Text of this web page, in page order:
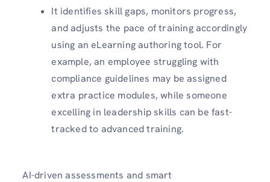
It identifies skill gaps, monitors progress,
and adjusts the pace of training accordingly
using an eLearning authoring tool. For
example, an employee struggling with
compliance guidelines may be assigned
extra practice modules, while someone
excelling in leadership skills can be fast-
tracked to advanced training.
AI-driven assessments and smart